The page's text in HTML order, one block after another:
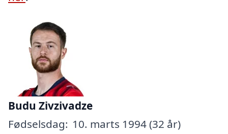
Budu Zivzivadze
Fødselsdag: 10. marts 1994 (32 år)